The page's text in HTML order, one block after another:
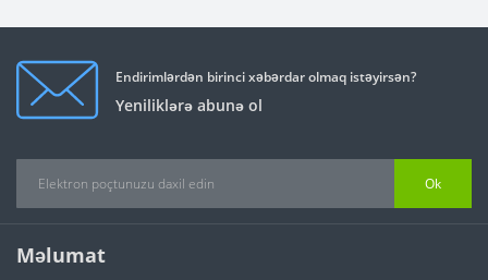
Endirimlərdən birinci xəbərdar olmaq istəyirsən?
Yeniliklərə abunə ol
Ok
Məlumat